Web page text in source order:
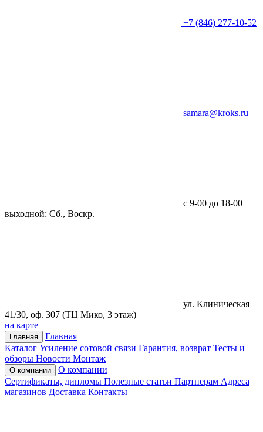
+7 (846) 277-10-52
samara@kroks.ru
с 9-00 до 18-00
выходной: Сб., Воскр.
ул. Клиническая
41/30, оф. 307 (ТЦ Мико, 3 этаж)
на карте
Главная
Главная
Каталог Усиление сотовой связи Гарантия, возврат Тесты и
обзоры Новости Монтаж
О компании
О компании
Сертификаты, дипломы Полезные статьи Партнерам Адреса
магазинов Доставка Контакты